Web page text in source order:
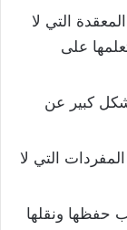
التي لا
على
كبير عن
التي لا
حفظها ونقلها